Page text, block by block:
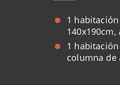
1
1
columna de